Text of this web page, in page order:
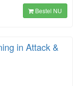
Bestel NU
in Attack &